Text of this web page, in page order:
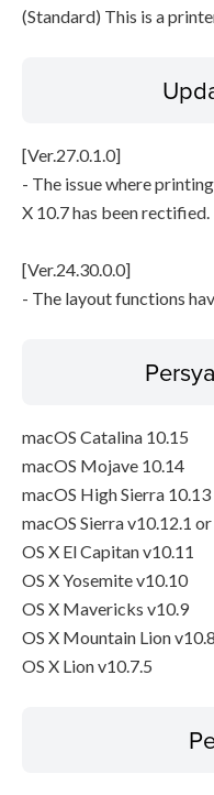
(Standard) This is a
[Ver.27.0.1.0]
- The issue where
X 10.7 has been rectified.
[Ver.24.30.0.0]
- The layout functions
macOS Catalina 10.15
macOS Mojave 10.14
macOS High Sierra 10.13
macOS Sierra v10.12.1
OS X El Capitan v10.11
OS X Yosemite v10.10
OS X Mavericks v10.9
OS X Mountain Lion
OS X Lion v10.7.5